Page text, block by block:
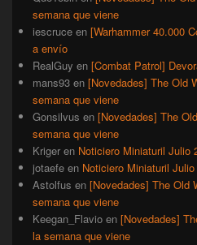
semana que viene
iescruce en [Warhammer 40.000
a envío
RealGuy en [Combat Patrol]
mans93 en [Novedades] The Old
semana que viene
Gonsilvus en [Novedades] The
semana que viene
Kriger en Noticiero Miniaturil Julio
jotaefe en Noticiero Miniaturil
Astolfus en [Novedades] The Old
semana que viene
Keegan_Flavio en [Novedades]
la semana que viene